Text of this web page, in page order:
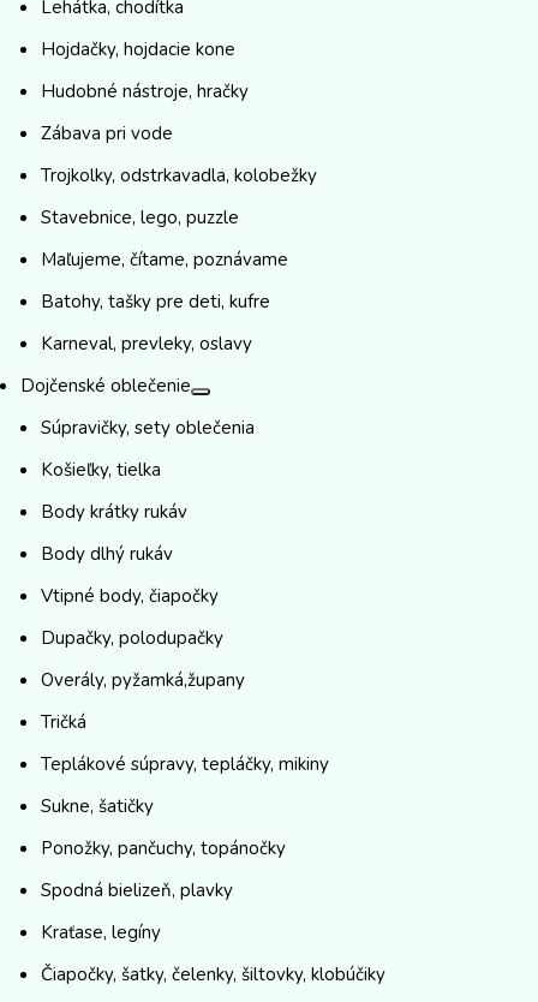
Lehátka, chodítka
Hojdačky, hojdacie kone
Hudobné nástroje, hračky
Zábava pri vode
Trojkolky, odstrkavadla, kolobežky
Stavebnice, lego, puzzle
Maľujeme, čítame, poznávame
Batohy, tašky pre deti, kufre
Karneval, prevleky, oslavy
Dojčenské oblečenie
Súpravičky, sety oblečenia
Košieľky, tielka
Body krátky rukáv
Body dlhý rukáv
Vtipné body, čiapočky
Dupačky, polodupačky
Overály, pyžamká,župany
Tričká
Teplákové súpravy, tepláčky, mikiny
Sukne, šatičky
Ponožky, pančuchy, topánočky
Spodná bielizeň, plavky
Kraťase, legíny
Čiapočky, šatky, čelenky, šiltovky, klobúčiky